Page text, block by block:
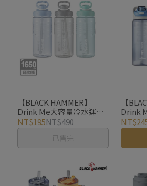
【BLACK HAMMER】
Drink Me大容量冷水運動
瓶1650ml(附吸管)
NT$195NT$490
已售完
【
Drink